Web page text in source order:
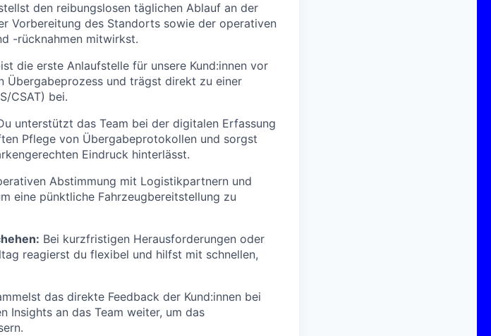
den reibungslosen täglichen Ablauf an der
Vorbereitung des Standorts sowie der operativen
-rücknahmen mitwirkst.
die erste Anlaufstelle für unsere Kund:innen vor
Übergabeprozess und trägst direkt zu einer
CSAT) bei.
unterstützt das Team bei der digitalen Erfassung
Pflege von Übergabeprotokollen und sorgst
Eindruck hinterlässt.
Abstimmung mit Logistikpartnern und
eine pünktliche Fahrzeugbereitstellung zu
Bei kurzfristigen Herausforderungen oder
reagierst du flexibel und hilfst mit schnellen,
das direkte Feedback der Kund:innen bei
Insights an das Team weiter, um das